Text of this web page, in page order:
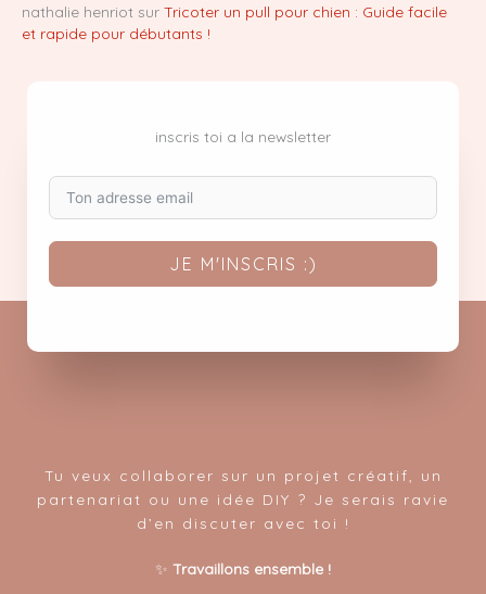
nathalie henriot sur Tricoter un pull pour chien : Guide facile
et rapide pour débutants !
inscris toi a la newsletter
JE M'INSCRIS :)
Tu veux collaborer sur un projet créatif, un
partenariat ou une idée DIY ? Je serais ravie
d’en discuter avec toi !
✨ Travaillons ensemble !